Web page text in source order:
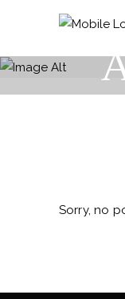
Sorry, no